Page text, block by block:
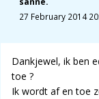
27 February 2014
Dankjewel, ik ben
toe ?
Ik wordt af en toe